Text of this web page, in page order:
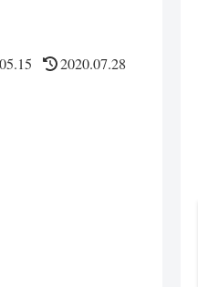
2020.07.28